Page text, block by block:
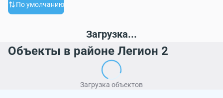
По умолчанию
Загрузка...
Объекты в районе Легион 2
Загрузка объектов